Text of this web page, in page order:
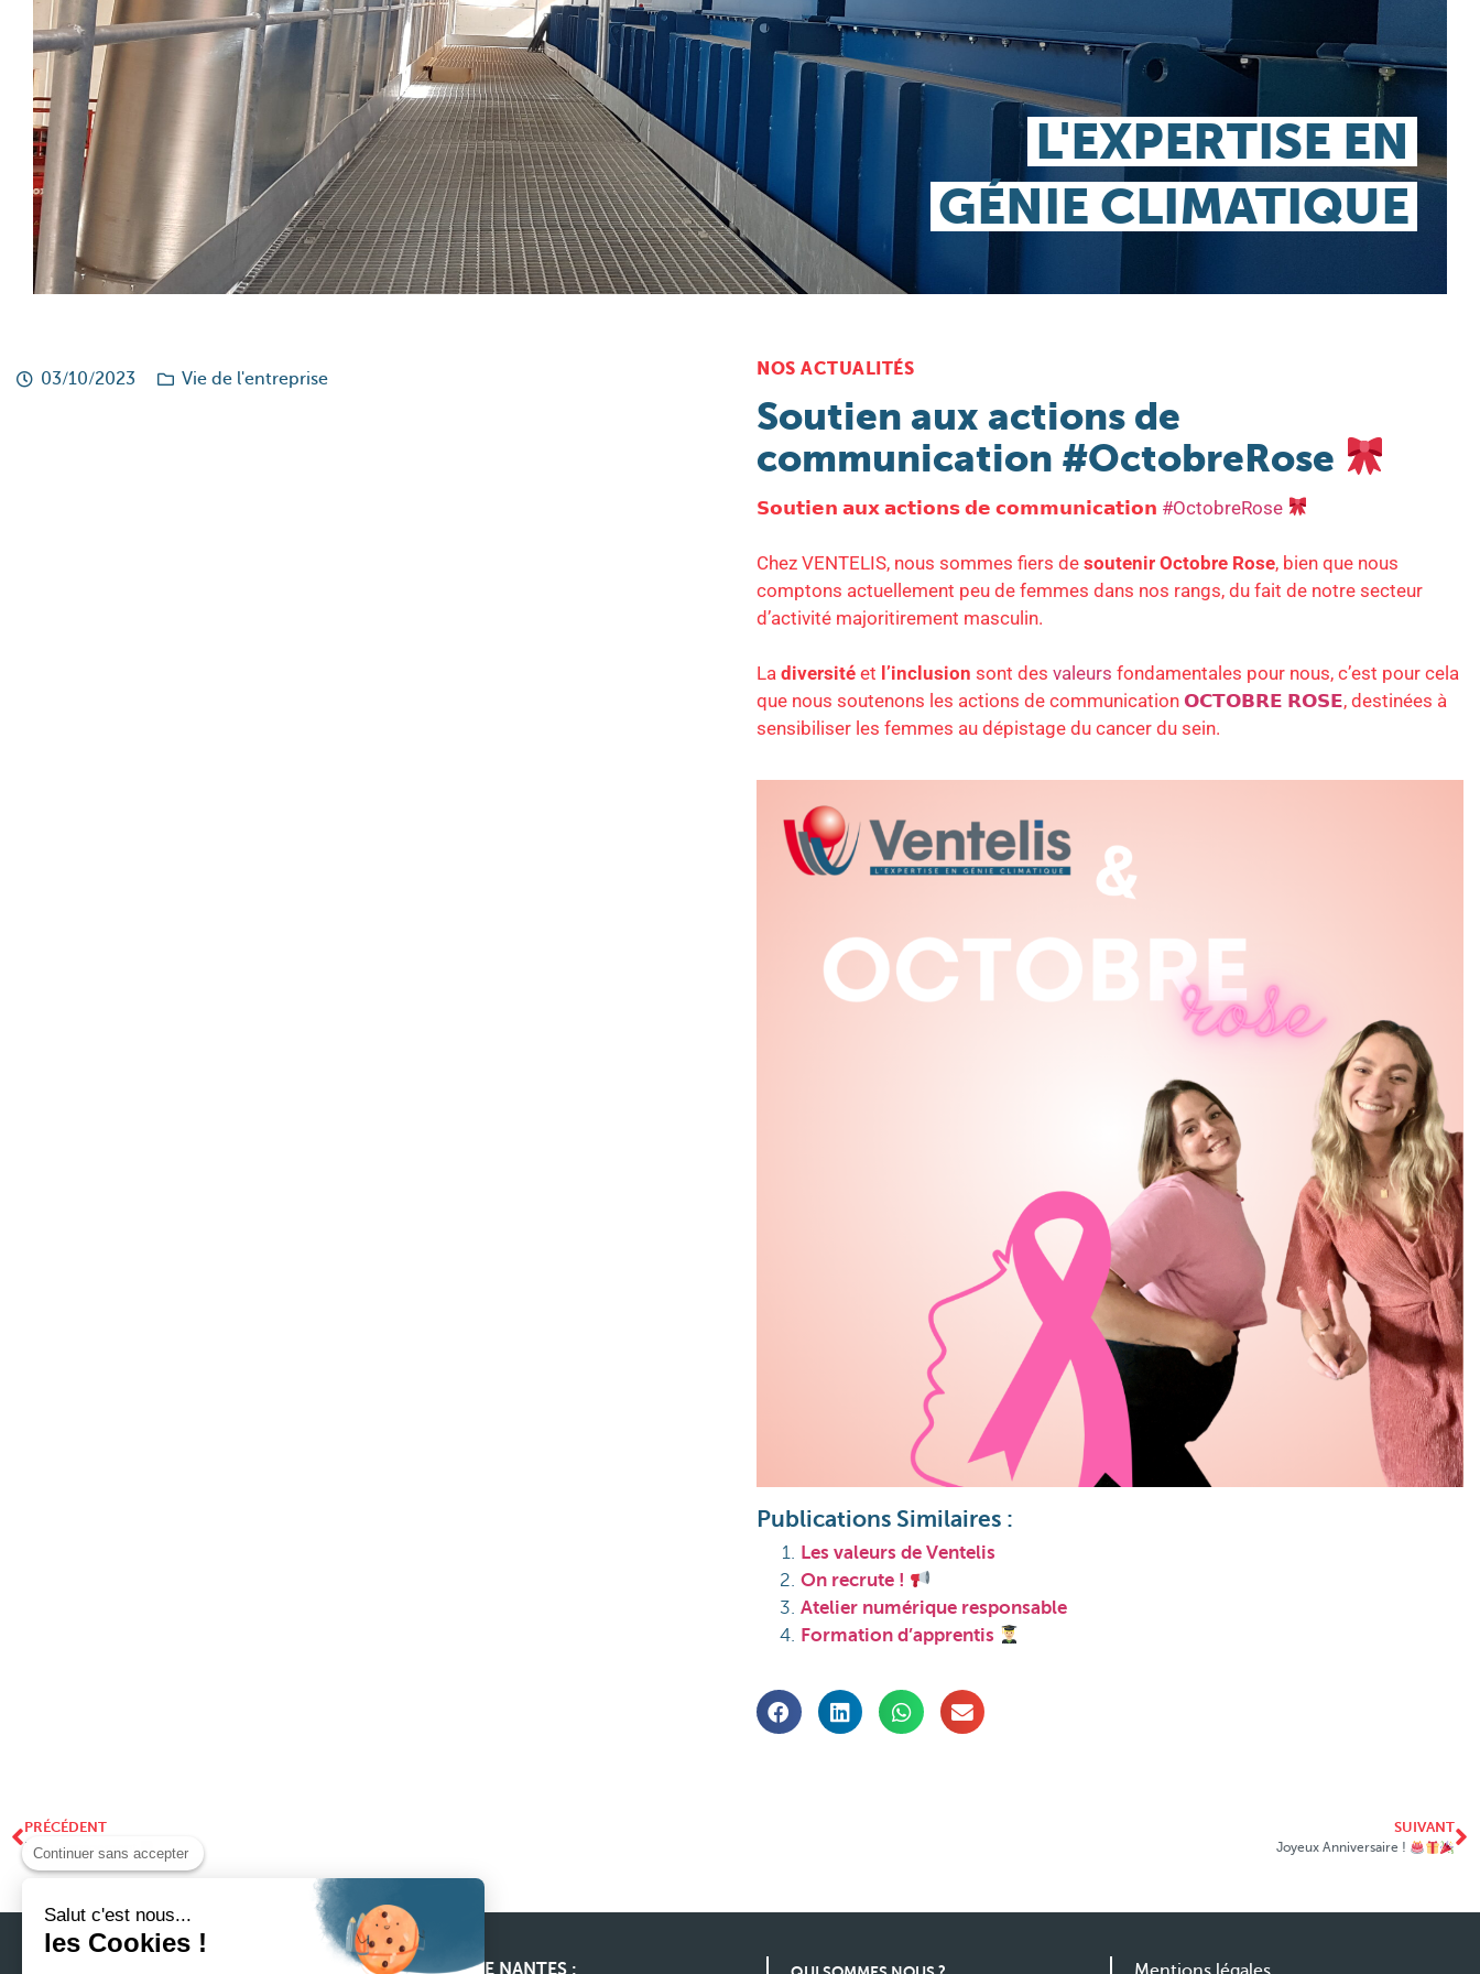
03/10/2023 Vie de l'entreprise NOS ACTUALITÉS
Soutien aux actions de
communication #OctobreRose
𝗦𝗼𝘂𝘁𝗶𝗲𝗻 𝗮𝘂𝘅 𝗮𝗰𝘁𝗶𝗼𝗻𝘀 𝗱𝗲 𝗰𝗼𝗺𝗺𝘂𝗻𝗶𝗰𝗮𝘁𝗶𝗼𝗻 #OctobreRose
Chez VENTELIS, nous sommes fiers de soutenir Octobre Rose, bien que nous
comptons actuellement peu de femmes dans nos rangs, du fait de notre secteur
d’activité majoritirement masculin.
La diversité et l’inclusion sont des valeurs fondamentales pour nous, c’est pour cela
que nous soutenons les actions de communication 𝗢𝗖𝗧𝗢𝗕𝗥𝗘 𝗥𝗢𝗦𝗘, destinées à
sensibiliser les femmes au dépistage du cancer du sein.
Publications Similaires :
Les valeurs de Ventelis
On recrute !
Atelier numérique responsable
Formation d’apprentis
PRÉCÉDENT
Lean management
SUIVANT
Joyeux Anniversaire !
SIEGE NANTES :
Continuer sans accepter
Salut c'est nous...
les Cookies !